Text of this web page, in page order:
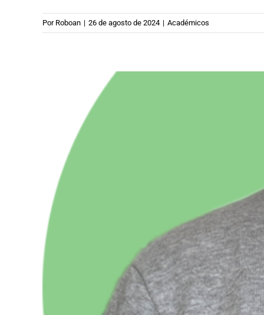
Por Roboan | 26 de agosto de 2024 | Académicos